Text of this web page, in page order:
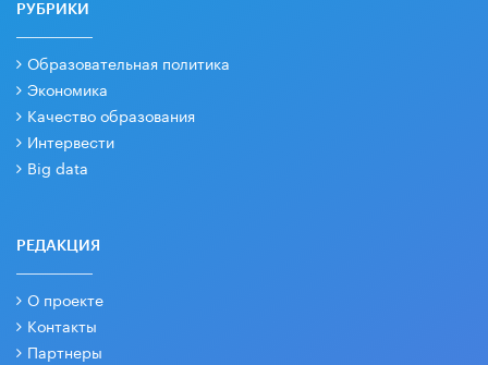
РУБРИКИ
Образовательная политика
Экономика
Качество образования
Интервести
Big data
РЕДАКЦИЯ
О проекте
Контакты
Партнеры